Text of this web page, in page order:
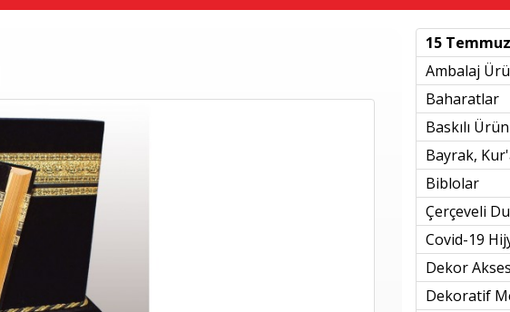
15
Ambalaj
Baharatlar
Baskılı
Bayrak,
Biblolar
Çerçeveli
Covid-19
Dekor
Dekoratif